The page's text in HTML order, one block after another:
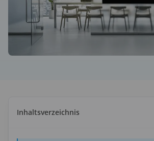
Anzeigen
Optimierung
& Berichte
Display
– digitale Informationsanzeige
Group Calendar
Inhaltsverzeichnis